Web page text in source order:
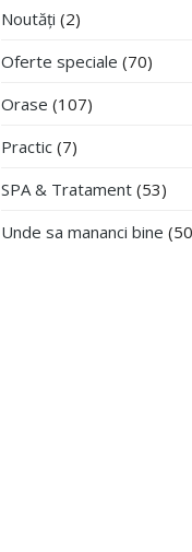
Noutăți (2)
Oferte speciale (70)
Orase (107)
Practic (7)
SPA & Tratament (53)
Unde sa mananci bine